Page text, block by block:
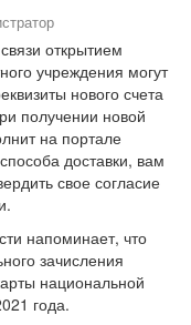
открытием
учреждения могут
нового счета
получении новой
на портале
доставки, вам
свое согласие
напоминает, что
зачисления
национальной
года.